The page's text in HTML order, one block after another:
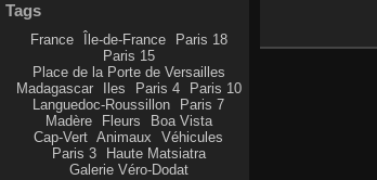
Tags
France Île-de-France
Paris 18
Paris 15
Place de la Porte de Versailles
Madagascar
Iles Paris 4
Paris 10
Languedoc-Roussillon
Paris 7
Madère
Fleurs
Boa Vista
Cap-Vert Animaux
Véhicules
Paris 3
Haute Matsiatra
Galerie Véro-Dodat